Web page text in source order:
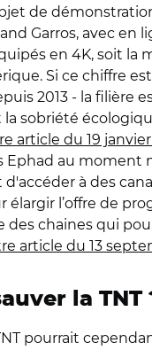
de
Garros, avec en
en 4K, soit la
Si ce chiffre
2013 - la filière
sobriété
article du 19
au moment
d'accéder à des
élargir l’offre de
des chaines qui
article du 13
la TNT
pourrait